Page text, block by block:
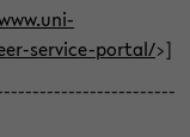
service-portal/>]